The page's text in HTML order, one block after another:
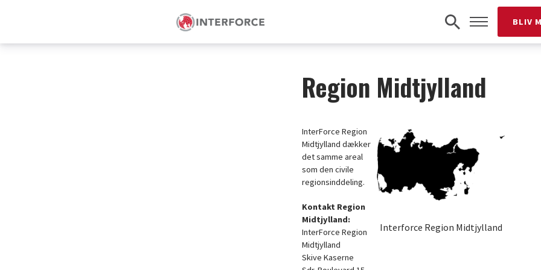
BLIV
Region Midtjylland
InterForce Region
Midtjylland dækker
det samme areal
som den civile
regionsinddeling.
Kontakt Region
Midtjylland:
InterForce Region
Midtjylland
Skive Kaserne
Interforce Region Midtjylland